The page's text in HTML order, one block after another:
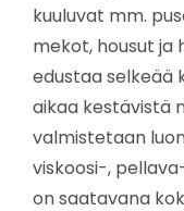
kuuluvat mm.
mekot, housut ja
edustaa selkeää
aikaa kestävistä
valmistetaan
viskoosi-,
on saatavana